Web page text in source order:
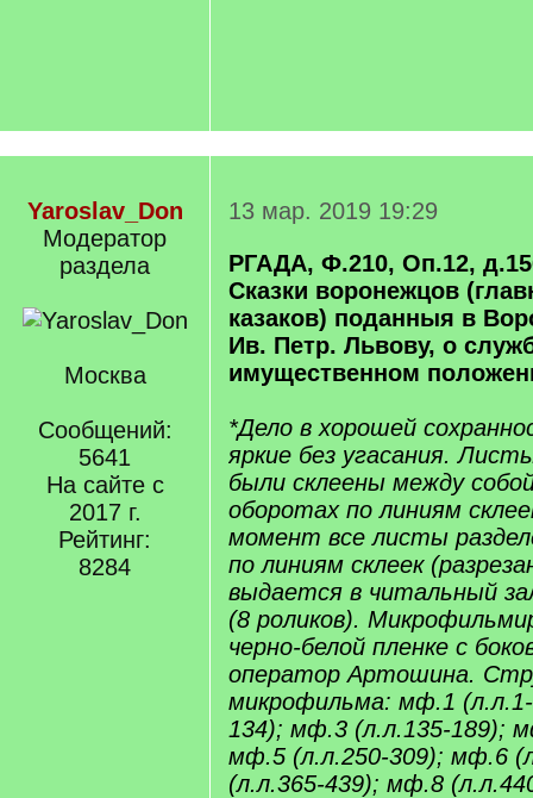
Yaroslav_Don
Модератор
раздела
Москва
Сообщений:
5641
На сайте с
2017 г.
Рейтинг:
8284
13 мар. 2019 19:29
РГАДА, Ф.210, Оп.12,
Сказки воронежцов
казаков) поданныя в
Ив. Петр. Львову, о
имущественном
*Дело в хорошей
яркие без угасания.
были склеены между
оборотах по линиям
момент все листы
по линиям склеек
выдается в читальный
(8 роликов).
черно-белой пленке с
оператор Артошина.
микрофильма: мф.1
134); мф.3 (л.л.135-189);
мф.5 (л.л.250-309); мф.6
(л.л.365-439); мф.8